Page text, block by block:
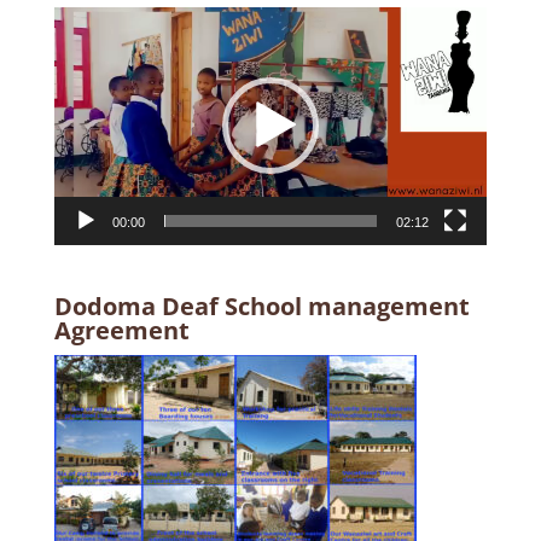
Videospeler
00:00 02:12
Dodoma Deaf School management
Agreement